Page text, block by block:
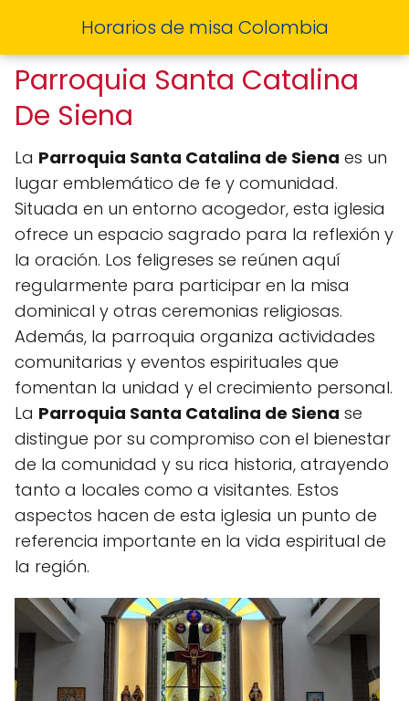
Horarios de misa Colombia
Parroquia Santa Catalina
De Siena
La Parroquia Santa Catalina de Siena es un
lugar emblemático de fe y comunidad.
Situada en un entorno acogedor, esta iglesia
ofrece un espacio sagrado para la reflexión y
la oración. Los feligreses se reúnen aquí
regularmente para participar en la misa
dominical y otras ceremonias religiosas.
Además, la parroquia organiza actividades
comunitarias y eventos espirituales que
fomentan la unidad y el crecimiento personal.
La Parroquia Santa Catalina de Siena se
distingue por su compromiso con el bienestar
de la comunidad y su rica historia, atrayendo
tanto a locales como a visitantes. Estos
aspectos hacen de esta iglesia un punto de
referencia importante en la vida espiritual de
la región.